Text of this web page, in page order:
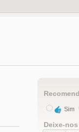
Sim
Deixe-